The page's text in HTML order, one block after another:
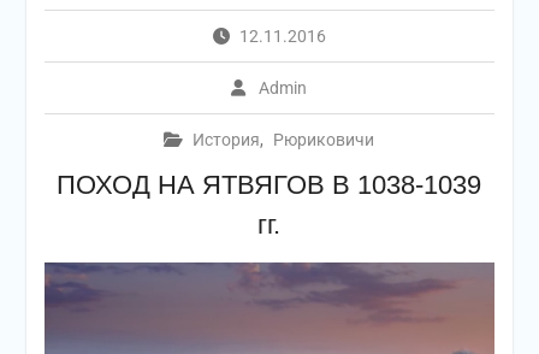
12.11.2016
Admin
История, Рюриковичи
ПОХОД НА ЯТВЯГОВ В 1038-1039
гг.